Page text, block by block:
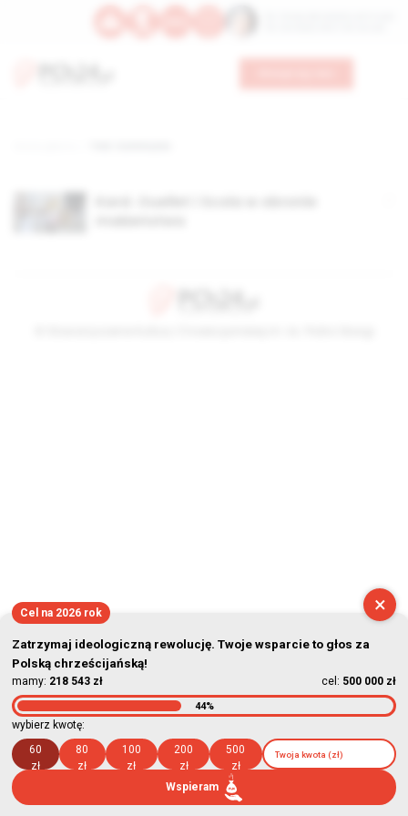
×
Cel na 2026 rok
Zatrzymaj ideologiczną rewolucję. Twoje wsparcie to głos za
Polską chrześcijańską!
mamy: 218 543 zł cel: 500 000 zł
44%
wybierz kwotę:
60
zł
80
zł
100
zł
200
zł
500
zł
Wspieram